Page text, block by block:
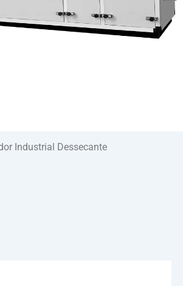
Industrial Dessecante